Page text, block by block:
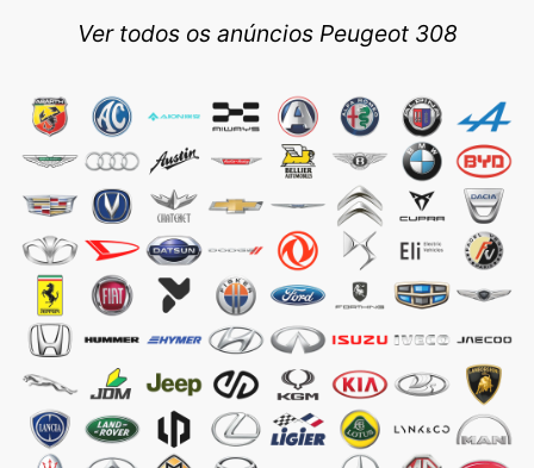
Ver todos os anúncios Peugeot 308